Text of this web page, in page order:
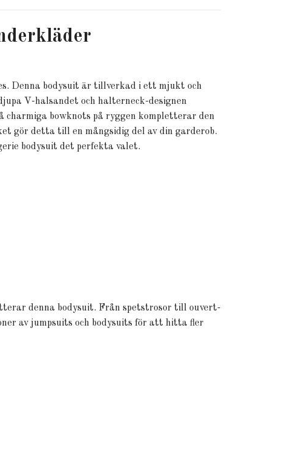
Denna bodysuit är tillverkad i ett mjukt och
V-halsandet och halterneck-designen
bowknots på ryggen kompletterar den
gör detta till en mångsidig del av din garderob.
bodysuit det perfekta valet.
denna bodysuit. Från spetstrosor till ouvert-
av jumpsuits och bodysuits för att hitta fler